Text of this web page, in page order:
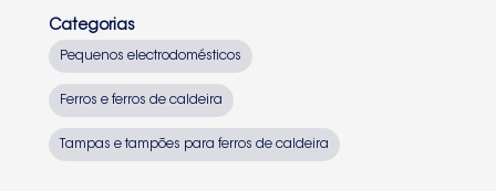
Categorias
Pequenos electrodomésticos
Ferros e ferros de caldeira
Tampas e tampões para ferros de caldeira